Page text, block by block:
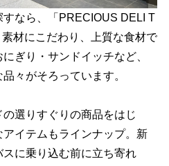
なら、「PRECIOUS DELI T
材にこだわり、上質な食材で
ぎり・サンドイッチなど、
々がそろっています。
選りすぐりの商品をはじ
イテムもラインナップ。新
に乗り込む前に立ち寄れ